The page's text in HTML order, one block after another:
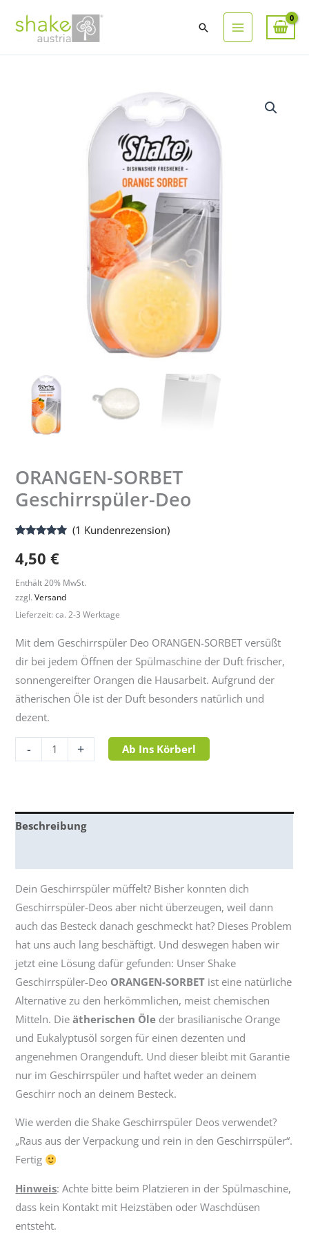
Suchen
ORANGEN-SORBET
Geschirrspüler-Deo
mit5.00
von 5,
auf
Kundenbewertung
(1 Kundenrezension)
4,50€
Enthält 20% MwSt.
zzgl.Versand
Lieferzeit: ca. 2-3 Werktage
Mit dem Geschirrspüler Deo ORANGEN-SORBET versüßt
dir bei jedem Öffnen der Spülmaschine der Duft frischer,
sonnengereifter Orangen die Hausarbeit. Aufgrund der
ätherischen Öle ist der Duft besonders natürlich und
dezent.
- + Ab Ins Körberl
Beschreibung
Dein Geschirrspüler müffelt? Bisher konnten dich
Geschirrspüler-Deos aber nicht überzeugen, weil dann
auch das Besteck danach geschmeckt hat? Dieses Problem
hat uns auch lang beschäftigt. Und deswegen haben wir
jetzt eine Lösung dafür gefunden: Unser Shake
Geschirrspüler-Deo ORANGEN-SORBET ist eine natürliche
Alternative zu den herkömmlichen, meist chemischen
Mitteln. Dieätherischen Öle der brasilianische Orange
und Eukalyptusöl sorgen für einen dezenten und
angenehmen Orangenduft. Und dieser bleibt mit Garantie
nur im Geschirrspüler und haftet weder an deinem
Geschirr noch an deinem Besteck.
Wie werden die Shake Geschirrspüler Deos verwendet?
„Raus aus der Verpackung und rein in den Geschirrspüler“.
Fertig
Hinweis: Achte bitte beim Platzieren in der Spülmaschine,
dass kein Kontakt mit Heizstäben oder Waschdüsen
entsteht.